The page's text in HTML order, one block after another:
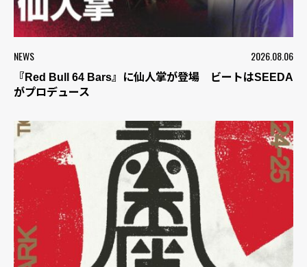
NEWS 2026.08.06
『Red Bull 64 Bars』に仙人掌が登場 ビートはSEEDA
がプロデュース